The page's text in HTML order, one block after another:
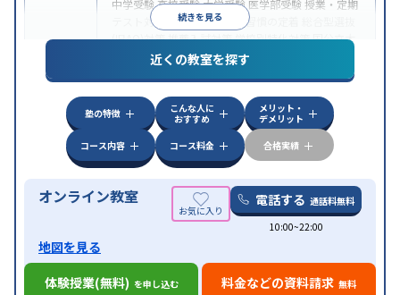
続きを見る
中学受験高校受験大学受験 医学部受験 授業・定期
テスト対策
内申点対策 学習習慣の定着
(旧AO)対策推薦入試対策学校別特化対策国公立大
私大対策共通テスト対策
英語・英会話特化
特徴
中高一貫校生に対応授業の振替可能 不登校生に対
オンライン対応 1科目から受講可能季節講習の
みの受講可
自習室あり
近くの教室を探す
塾の特徴
こんな人に
おすすめ
メリット・
デメリット
コース内容
コース料金 合格実績
オンライン教室 電話する 通話料無料
10:00~22:00
地図を見る
体験授業(無料) を申し込む 料金などの資料請求 無料